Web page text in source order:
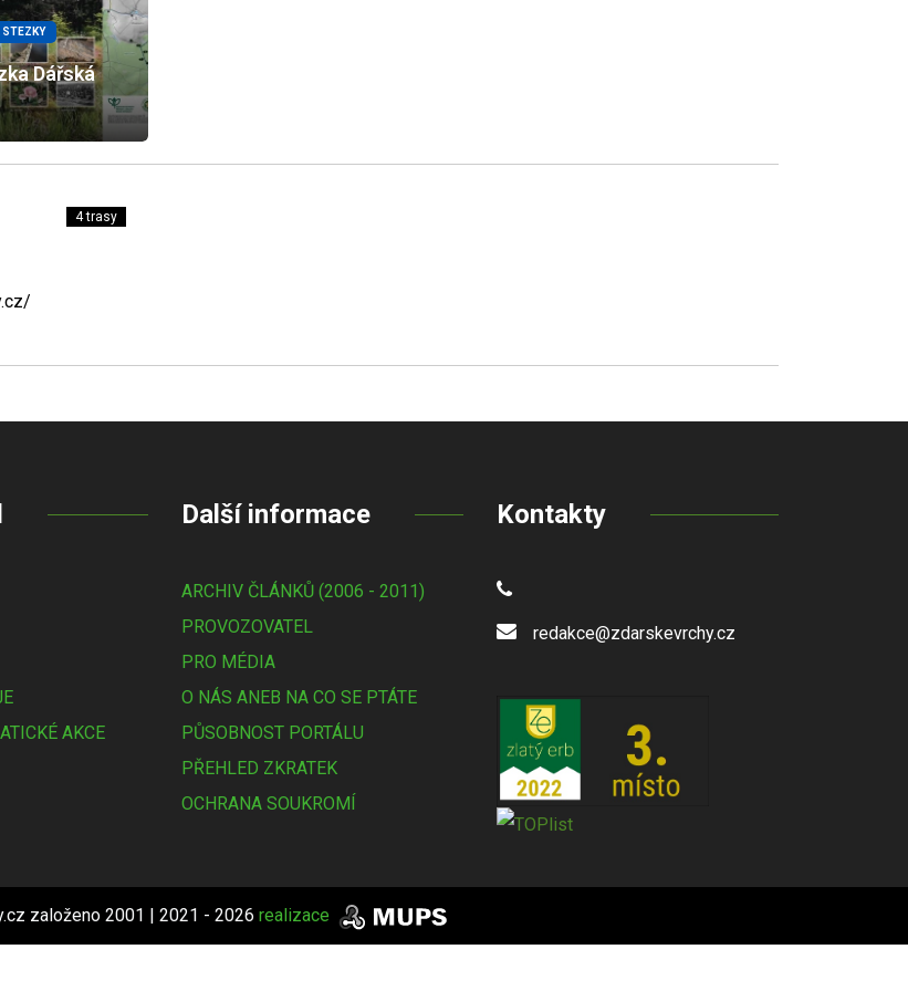
STEZKY
Dářská
4 trasy
AKCE
Další informace
ARCHIV ČLÁNKŮ (2006 - 2011)
PROVOZOVATEL
PRO MÉDIA
O NÁS ANEB NA CO SE PTÁTE
PŮSOBNOST PORTÁLU
PŘEHLED ZKRATEK
OCHRANA SOUKROMÍ
Kontakty
redakce@zdarskevrchy.cz
založeno 2001 | 2021 - 2026 realizace